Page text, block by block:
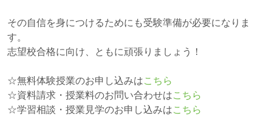
その自信を身につけるためにも受験準備が必要になりま
す。
志望校合格に向け、ともに頑張りましょう！
☆無料体験授業のお申し込みはこちら
☆資料請求・授業料のお問い合わせはこちら
☆学習相談・授業見学のお申し込みはこちら